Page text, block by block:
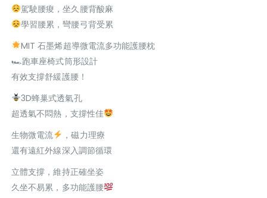
駕駛腰痠，坐久腰背酸麻
學習腰累，彎腰弓背受累
MIT 石墨烯超導微電流多功能護腰枕
🏎跑車座椅式筒形設計
有效支撐舒緩護腰！
3D蜂巢式透氣孔
超透氣不悶熱，支撐性佳
生物微電流
，磁力理療
還有遠紅外線深入調節循環
立體支撐，維持正確坐姿
久坐不易累，多功能護腰